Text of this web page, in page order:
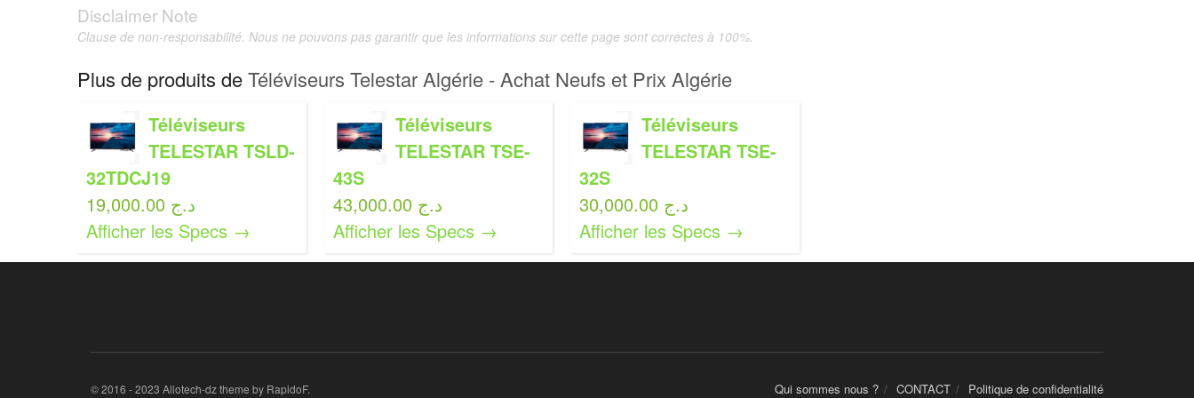
Disclaimer Note
Clause de non-responsabilité. Nous ne pouvons pas garantir que les informations sur cette page sont correctes à 100%.
Plus de produits deTéléviseurs Telestar Algérie - Achat Neufs et Prix Algérie
Téléviseurs
TELESTAR TSLD-
32TDCJ19
19,000.00 د.ج
Afficher les Specs →
Téléviseurs
TELESTAR TSE-
43S
43,000.00 د.ج
Afficher les Specs →
Téléviseurs
TELESTAR TSE-
32S
30,000.00 د.ج
Afficher les Specs →
Qui sommes nous ? CONTACT Politique de confidentialité
© 2016 - 2023 Allotech-dz theme by RapidoF.